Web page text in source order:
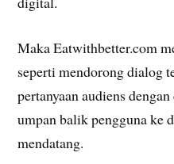
Maka Eatwithbetter.com
seperti mendorong dialog
pertanyaan audiens
umpan balik pengguna ke
mendatang.